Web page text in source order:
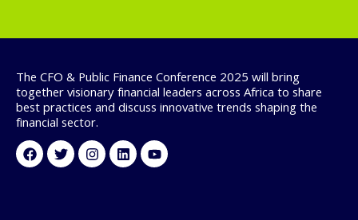
The CFO & Public Finance Conference 2025 will bring
together visionary financial leaders across Africa to share
best practices and discuss innovative trends shaping the
financial sector.
Facebook
TwitterInstagram
LinkedinYoutube